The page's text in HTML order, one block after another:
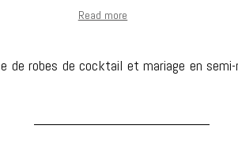
Read more
de robes de cocktail et mariage en